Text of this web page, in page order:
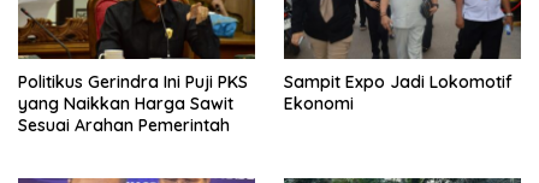
Politikus Gerindra Ini Puji PKS
yang Naikkan Harga Sawit
Sesuai Arahan Pemerintah
Sampit Expo Jadi Lokomotif
Ekonomi